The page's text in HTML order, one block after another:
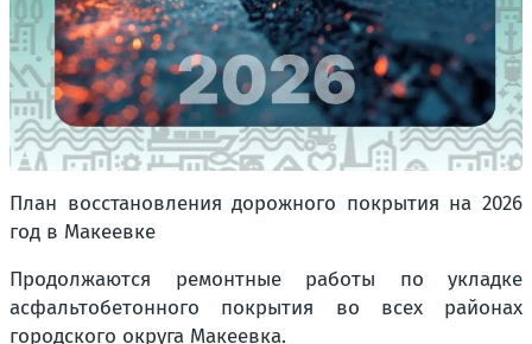
План восстановления дорожного покрытия на 2026
год в Макеевке
Продолжаются ремонтные работы по укладке
асфальтобетонного покрытия во всех районах
городского округа Макеевка.